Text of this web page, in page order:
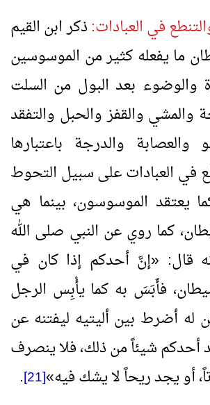
في العبادات:ذكر ابن القيم
ما يفعله كثير من الموسوسين
والوضوء بعد البول من السلت
والمشي والقفز والحبل والتفقد
والعصابة والدرجة باعتبارها
في العبادات على سبيل التحوط
يعتقد الموسوسون، بينما هي
كما روي عن النبي صلى الله
قال: «إنَّ أحدكم إذا كان في
فأَبَسَ به كما يأْبِس الرجل
له أضرط بين أليتيه ليفتنه عن
أحدكم شيئاً من ذلك، فلا ينصرف
أو يجد ريحاً لا يشك فيه»
[21]
.